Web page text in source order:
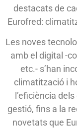
destacats de
Eurofred:
Les noves
amb el digital -
etc.- s’han
climatització i
l’eficiència
gestió, fins a la
novetats que